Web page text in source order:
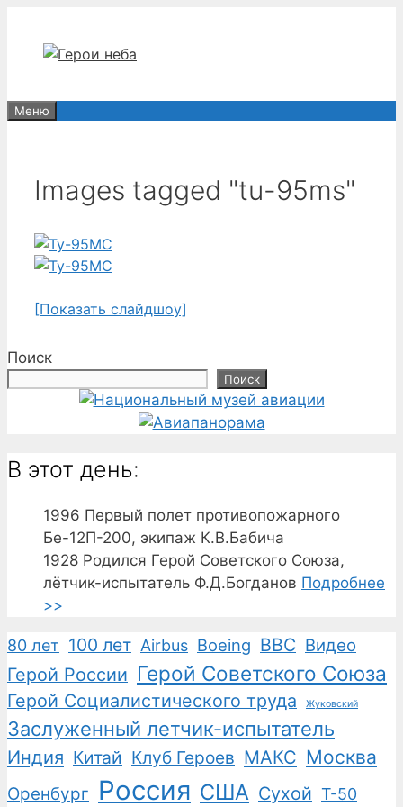
содержимому
Меню
Images tagged "tu-95ms"
[Показать слайдшоу]
Поиск
Поиск
В этот день:
1996 Первый полет противопожарного
Бе-12П-200, экипаж К.В.Бабича
1928 Родился Герой Советского Союза,
лётчик-испытатель Ф.Д.Богданов Подробнее
>>
80 лет 100 лет Airbus Boeing ВВС Видео
Герой России Герой Советского Союза
Герой Социалистического труда Жуковский
Заслуженный летчик-испытатель
Индия Китай Клуб Героев МАКС Москва
Оренбург Россия США Сухой Т-50